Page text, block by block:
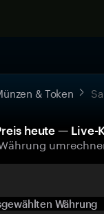
& Token
heute — Live-
Währung